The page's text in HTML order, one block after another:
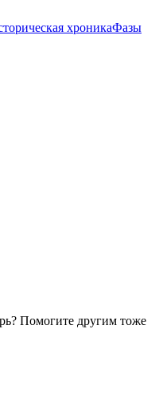
хроникаФазы
Помогите другим тоже